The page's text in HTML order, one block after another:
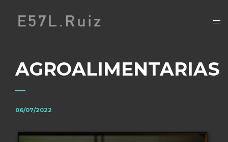
AGROALIMENTARIAS
06/07/2022